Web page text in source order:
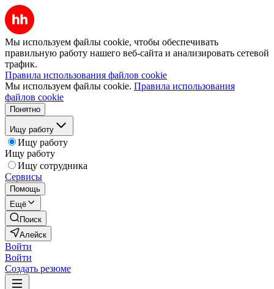
Мы используем файлы cookie, чтобы обеспечивать
правильную работу нашего веб-сайта и анализировать сетевой
трафик.
Правила использования файлов cookie
Мы используем файлы cookie. Правила использования
файлов cookie
Понятно
Ищу работу
Ищу работу
Ищу работу
Ищу сотрудника
Сервисы
Помощь
Ещё
Поиск
Алейск
Войти
Войти
Создать резюме